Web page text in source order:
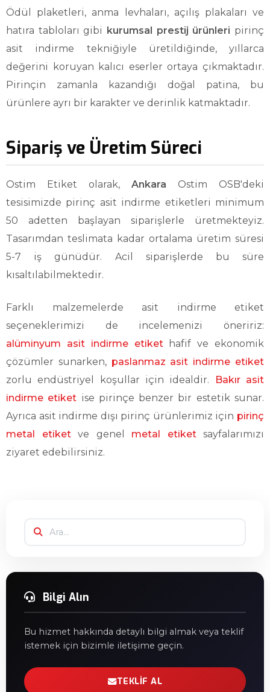
Ödül plaketleri, anma levhaları, açılış plakaları ve
hatıra tabloları gibi kurumsal prestij ürünleri pirinç
asit indirme tekniğiyle üretildiğinde, yıllarca
değerini koruyan kalıcı eserler ortaya çıkmaktadır.
Pirinçin zamanla kazandığı doğal patina, bu
ürünlere ayrı bir karakter ve derinlik katmaktadır.
Sipariş ve Üretim Süreci
Ostim Etiket olarak, Ankara Ostim OSB'deki
tesisimizde pirinç asit indirme etiketleri minimum
50 adetten başlayan siparişlerle üretmekteyiz.
Tasarımdan teslimata kadar ortalama üretim süresi
5-7 iş günüdür. Acil siparişlerde bu süre
kısaltılabilmektedir.
Farklı malzemelerde asit indirme etiket
seçeneklerimizi de incelemenizi öneririz:
alüminyum asit indirme etikethafif ve ekonomik
çözümler sunarken, paslanmaz asit indirme etiket
zorlu endüstriyel koşullar için idealdir.
Bakır asit
indirme etiket ise pirinçe benzer bir estetik sunar.
Ayrıca asit indirme dışı pirinç ürünlerimiz için pirinç
metal etiketve genel metal etiketsayfalarımızı
ziyaret edebilirsiniz.
Bilgi Alın
Bu hizmet hakkında detaylı bilgi almak veya teklif
istemek için bizimle iletişime geçin.
TEKLIF AL